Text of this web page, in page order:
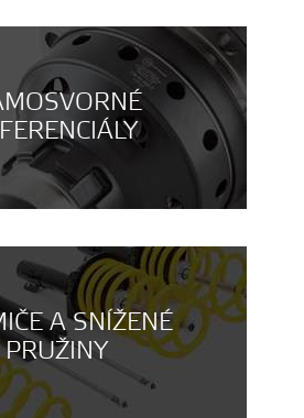
A SNÍŽENÉ
PRUŽINY